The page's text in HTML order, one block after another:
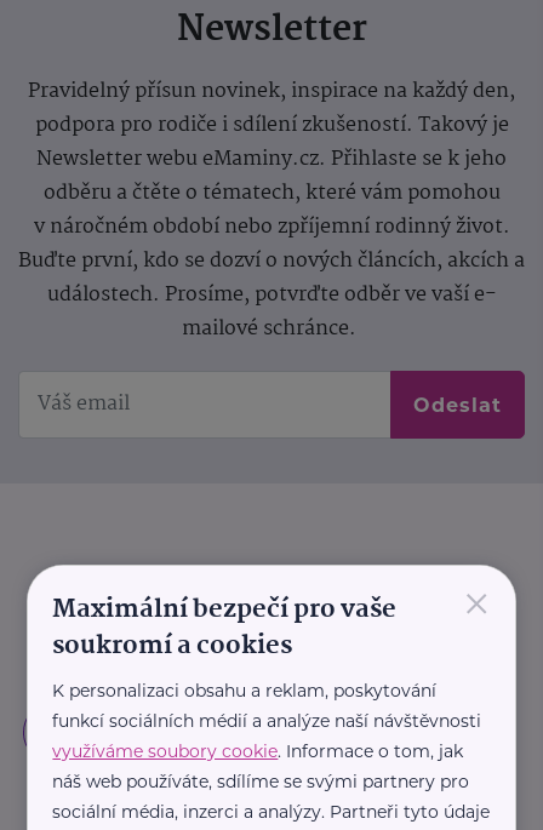
Newsletter
Pravidelný přísun novinek, inspirace na každý den,
podpora pro rodiče i sdílení zkušeností. Takový je
Newsletter webu eMaminy.cz. Přihlaste se k jeho
odběru a čtěte o tématech, které vám pomohou
v náročném období nebo zpříjemní rodinný život.
Buďte první, kdo se dozví o nových článcích, akcích a
událostech. Prosíme, potvrďte odběr ve vaší e-
mailové schránce.
Odeslat
×
Maximální bezpečí pro vaše
soukromí a cookies
K personalizaci obsahu a reklam, poskytování
funkcí sociálních médií a analýze naší návštěvnosti
využíváme soubory cookie. Informace o tom, jak
náš web používáte, sdílíme se svými partnery pro
sociální média, inzerci a analýzy. Partneři tyto údaje